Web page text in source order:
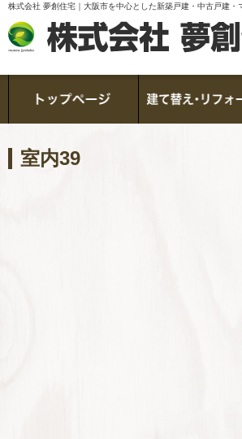
株式会社 夢創住宅｜大阪市を中心とした新築戸建・中古戸建・
室内39